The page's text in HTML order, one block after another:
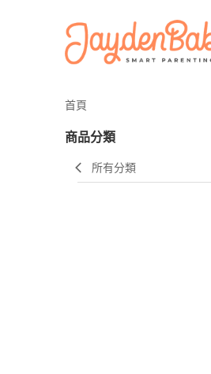
首頁
商品分類
所有分類